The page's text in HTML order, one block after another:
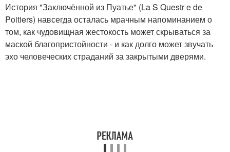
История "Заключённой из Пуатье" (La S Questr e de
Poitiers) навсегда осталась мрачным напоминанием о
том, как чудовищная жестокость может скрываться за
маской благопристойности - и как долго может звучать
эхо человеческих страданий за закрытыми дверями.